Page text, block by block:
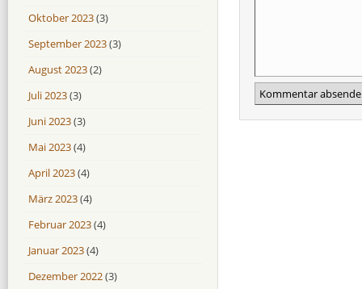
Oktober 2023(3)
September 2023(3)
August 2023(2)
Juli 2023(3)
Juni 2023(3)
Mai 2023(4)
April 2023(4)
März 2023(4)
Februar 2023(4)
Januar 2023(4)
Dezember 2022(3)